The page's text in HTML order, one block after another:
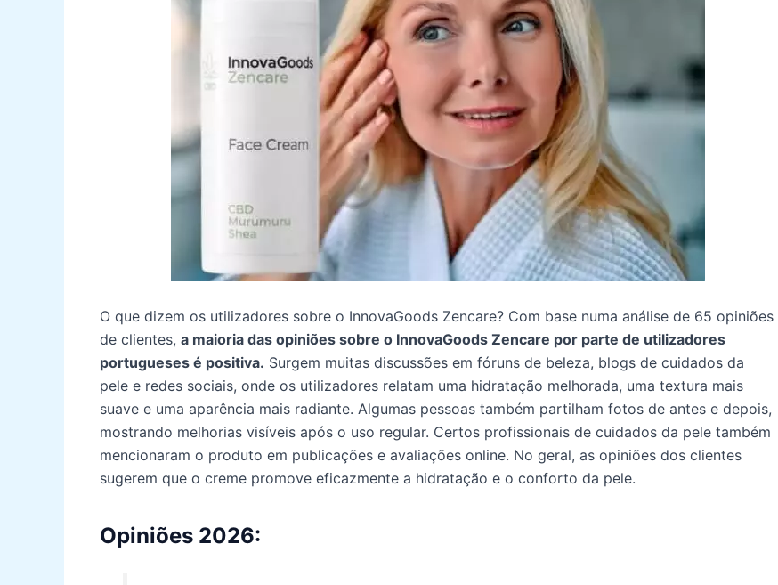
O que dizem os utilizadores sobre o InnovaGoods Zencare? Com base numa análise de 65 opiniões
de clientes, a maioria das opiniões sobre o InnovaGoods Zencare por parte de utilizadores
portugueses é positiva. Surgem muitas discussões em fóruns de beleza, blogs de cuidados da
pele e redes sociais, onde os utilizadores relatam uma hidratação melhorada, uma textura mais
suave e uma aparência mais radiante. Algumas pessoas também partilham fotos de antes e depois,
mostrando melhorias visíveis após o uso regular. Certos profissionais de cuidados da pele também
mencionaram o produto em publicações e avaliações online. No geral, as opiniões dos clientes
sugerem que o creme promove eficazmente a hidratação e o conforto da pele.
Opiniões 2026: